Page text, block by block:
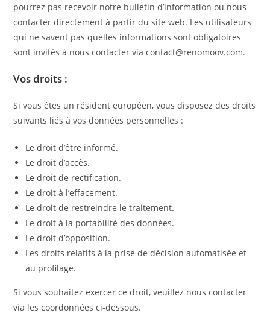
pourrez pas recevoir notre bulletin d’information ou nous
contacter directement à partir du site web. Les utilisateurs
qui ne savent pas quelles informations sont obligatoires
sont invités à nous contacter via contact@renomoov.com.
Vos droits :
Si vous êtes un résident européen, vous disposez des droits
suivants liés à vos données personnelles :
Le droit d’être informé.
Le droit d’accès.
Le droit de rectification.
Le droit à l’effacement.
Le droit de restreindre le traitement.
Le droit à la portabilité des données.
Le droit d’opposition.
Les droits relatifs à la prise de décision automatisée et
au profilage.
Si vous souhaitez exercer ce droit, veuillez nous contacter
via les coordonnées ci-dessous.